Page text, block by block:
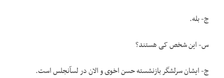
ج- بله.
س- این شخص کی هستند؟
ج- ایشان سرلشگر بازنشسته حسن اخوی و الان در لس‏آنجلس است.